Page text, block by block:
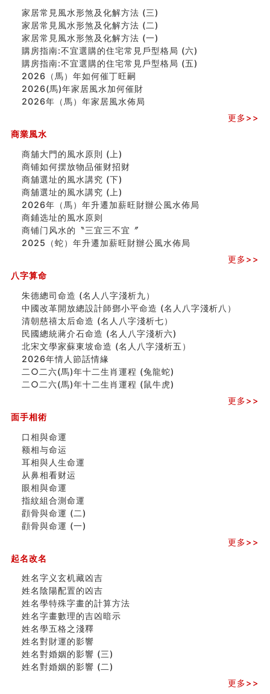
八字十神与坐基关系详解
精选1000个五行属土的字
人的面相看财运
玄空本义(八)
六爻算卦：测腹中胎儿是男是女
中國改革開放總設計師鄧小平命造 (名人八字淺析八）
测字（实例解释）
精选1000个五行属火的字
玄空本义(七)
商铺如何摆放物品催财招财
家居常見風水形煞及化解方法 (二)
居家風水懶人包！房子煞氣怎麼看？風水禁忌有哪些？有
這樣風水的房子別�
南半球的八字如何推排
玄空本义(六)
额相与命运
风水先生林琅仙的传说
从痣看相
六爻測住宅風水 (四)
财务办公室风水布局
精选1500个五行属木的字
玄空本义 (四)
八字算命：女命八字里日坐伤官克夫？
六爻算卦：我俩之间是否还命中有未尽的缘分？
订婚就是定结婚日子吗
清朝慈禧太后命造 (名人八字淺析七）
玄空本义 (三)
命理解说：想请问什么时候能够遇到姻缘结婚？
吉凶神跳上大运时的断法【四柱技巧】
家居常見風水形煞及化解方法 (一)
刘燮鈞讲人相 手纹与命运(一)
玄空本义 (二)
大門風水五大禁忌！大門風水擺設？門中門風水解方？
出现这几种面相桃花泛
寓意好的五行属水的汉字有哪些？五行属水的汉字大全
玄空本义 (一)
无名指长的人有艺术天赋？手指长短能看出什么？
六爻測住宅風水 (三)
別再一知半解！正解住宅風水十大禁忌
《盲派命理》 ( 十六）
姓名學特殊字畫的計算方法
風水辟邪大全
八字天干合化详解
六爻空亡有哪些种类分类？空而有用和空而无用什么意
家居常見風水形煞及化解方法 (三)
家居常見風水形煞及化解方法 (二)
家居常見風水形煞及化解方法 (一)
購房指南:不宜選購的住宅常見戶型格局 (六)
購房指南:不宜選購的住宅常見戶型格局 (五)
2026（馬）年如何催丁旺嗣
2026(馬)年家居風水加何催財
2026年（馬）年家居風水佈局
更多>>
商業風水
商舖大門的風水原則 (上)
商铺如何摆放物品催财招财
商舖選址的風水講究 (下)
商舖選址的風水講究 (上)
2026年（馬）年升遷加薪旺財辦公風水佈局
商鋪选址的風水原则
商铺门风水的〝三宜三不宜〞
2025（蛇）年升遷加薪旺財辦公風水佈局
更多>>
八字算命
朱德總司命造 (名⼈⼋字淺析九）
中國改革開放總設計師鄧小平命造 (名人八字淺析八）
清朝慈禧太后命造 (名人八字淺析七）
民國總統蔣介石命造 (名人八字淺析六)
北宋文學家蘇東坡命造 (名人八字淺析五）
2026年情人節話情緣
二○二六(馬)年十二生肖運程 (兔龍蛇)
二○二六(馬)年十二生肖運程 (鼠牛虎)
更多>>
面手相術
口相與命運
额相与命运
耳相與人生命運
从鼻相看财运
眼相與命運
指紋組合測命運
顴骨與命運 (二)
顴骨與命運 (一)
更多>>
起名改名
姓名字义玄机藏凶吉
姓名陰陽配置的凶吉
姓名學特殊字畫的計算方法
姓名字畫數理的吉凶暗示
姓名學五格之淺釋
姓名對財運的影響
姓名對婚姻的影響 (三)
姓名對婚姻的影響 (二)
更多>>